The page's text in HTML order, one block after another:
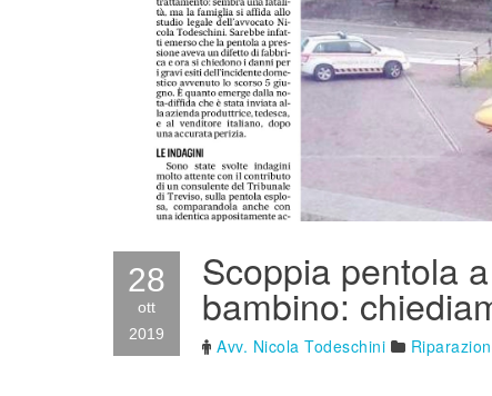
28
ott
2019
Scoppia pentola
bambino:
Avv. Nicola Todeschini